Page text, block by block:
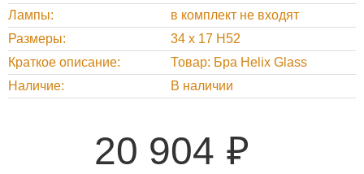
Лампы
в комплект не входят
Размеры
34 х 17 H52
Краткое описание
Товар: Бра Helix Glass
Наличие
В наличии
20 904